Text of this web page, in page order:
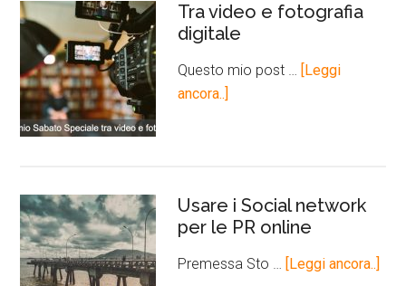
Tra video e fotografia
digitale
Questo mio post …
[Leggi
ancora..]
Usare i Social network
per le PR online
Premessa Sto … [Leggi ancora..]